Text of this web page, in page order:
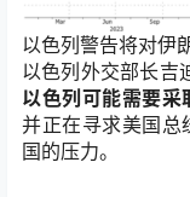
以色列警告将对伊
以色列外交部长吉
以色列可能需要采
并正在寻求美国总
国的压力。